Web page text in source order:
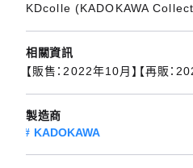
KDcolle (KADOKAWA
相關資訊
【販售：2022年10月】【再販：
製造商
KADOKAWA